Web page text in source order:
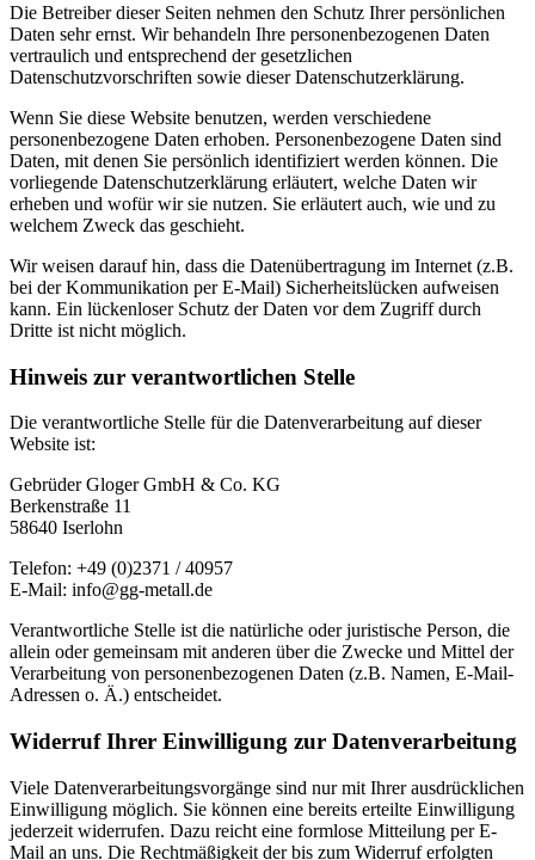
Die Betreiber dieser Seiten nehmen den Schutz Ihrer persönlichen
Daten sehr ernst. Wir behandeln Ihre personenbezogenen Daten
vertraulich und entsprechend der gesetzlichen
Datenschutzvorschriften sowie dieser Datenschutzerklärung.
Wenn Sie diese Website benutzen, werden verschiedene
personenbezogene Daten erhoben. Personenbezogene Daten sind
Daten, mit denen Sie persönlich identifiziert werden können. Die
vorliegende Datenschutzerklärung erläutert, welche Daten wir
erheben und wofür wir sie nutzen. Sie erläutert auch, wie und zu
welchem Zweck das geschieht.
Wir weisen darauf hin, dass die Datenübertragung im Internet (z.B.
bei der Kommunikation per E-Mail) Sicherheitslücken aufweisen
kann. Ein lückenloser Schutz der Daten vor dem Zugriff durch
Dritte ist nicht möglich.
Hinweis zur verantwortlichen Stelle
Die verantwortliche Stelle für die Datenverarbeitung auf dieser
Website ist:
Gebrüder Gloger GmbH & Co. KG
Berkenstraße 11
58640 Iserlohn
Telefon: +49 (0)2371 / 40957
E-Mail: info@gg-metall.de
Verantwortliche Stelle ist die natürliche oder juristische Person, die
allein oder gemeinsam mit anderen über die Zwecke und Mittel der
Verarbeitung von personenbezogenen Daten (z.B. Namen, E-Mail-
Adressen o. Ä.) entscheidet.
Widerruf Ihrer Einwilligung zur Datenverarbeitung
Viele Datenverarbeitungsvorgänge sind nur mit Ihrer ausdrücklichen
Einwilligung möglich. Sie können eine bereits erteilte Einwilligung
jederzeit widerrufen. Dazu reicht eine formlose Mitteilung per E-
Mail an uns. Die Rechtmäßigkeit der bis zum Widerruf erfolgten